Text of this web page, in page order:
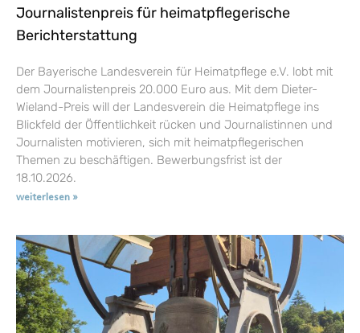
Journalistenpreis für heimatpflegerische
Berichterstattung
Der Bayerische Landesverein für Heimatpflege e.V. lobt mit
dem Journalistenpreis 20.000 Euro aus. Mit dem Dieter-
Wieland-Preis will der Landesverein die Heimatpflege ins
Blickfeld der Öffentlichkeit rücken und Journalistinnen und
Journalisten motivieren, sich mit heimatpflegerischen
Themen zu beschäftigen. Bewerbungsfrist ist der
18.10.2026.
weiterlesen »